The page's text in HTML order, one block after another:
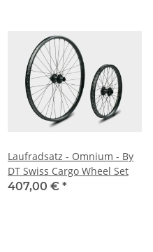
Laufradsatz - Omnium - By
DT Swiss Cargo Wheel Set
407,00 € *